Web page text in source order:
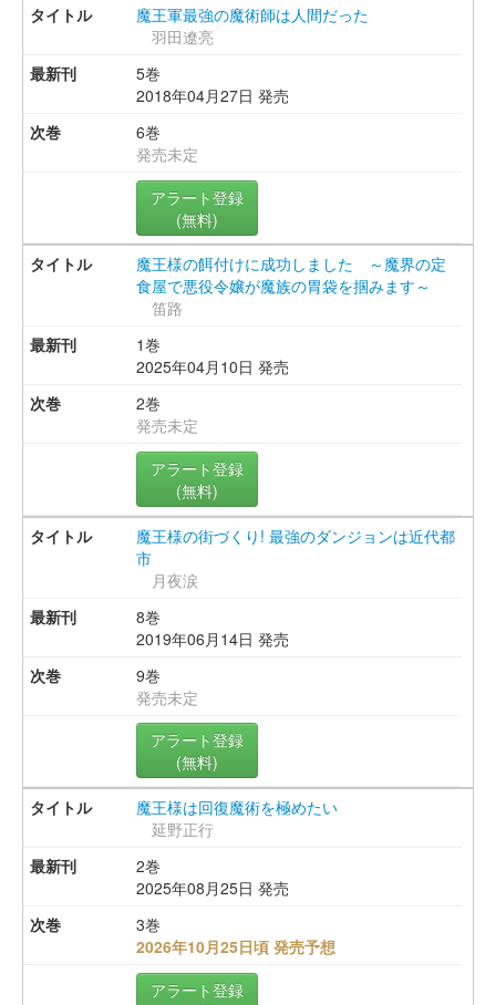
魔王軍最強の魔術師は人間だった
羽田遼亮
5巻
2018年04月27日 発売
6巻
発売未定
アラート登録
(無料)
魔王様の餌付けに成功しました ～魔界の定
食屋で悪役令嬢が魔族の胃袋を掴みます～
笛路
1巻
2025年04月10日 発売
2巻
発売未定
アラート登録
(無料)
魔王様の街づくり! 最強のダンジョンは近代都
市
月夜涙
8巻
2019年06月14日 発売
9巻
発売未定
アラート登録
(無料)
魔王様は回復魔術を極めたい
延野正行
2巻
2025年08月25日 発売
3巻
2026年10月25日頃 発売予想
アラート登録